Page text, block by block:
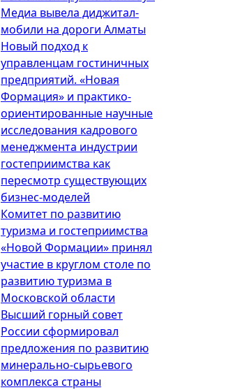
Медиа вывела диджитал-
мобили на дороги Алматы
Новый подход к
управленцам гостиничных
предприятий. «Новая
Формация» и практико-
ориентированные научные
исследования кадрового
менеджмента индустрии
гостеприимства как
пересмотр существующих
бизнес-моделей
Комитет по развитию
туризма и гостеприимства
«Новой Формации» принял
участие в круглом столе по
развитию туризма в
Московской области
Высший горный совет
России сформировал
предложения по развитию
минерально-сырьевого
комплекса страны